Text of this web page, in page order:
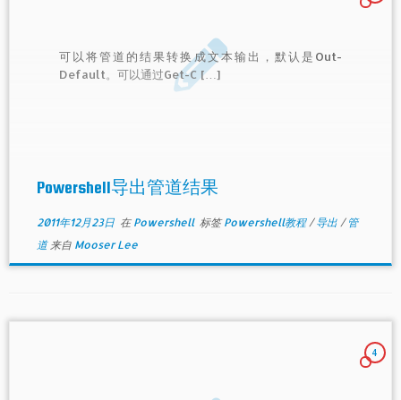
可以将管道的结果转换成文本输出，默认是Out-
Default。可以通过Get-C […]
Powershell导出管道结果
2011年12月23日在 Powershell 标签Powershell教程/导出 / 管
道 来自 Mooser Lee
4